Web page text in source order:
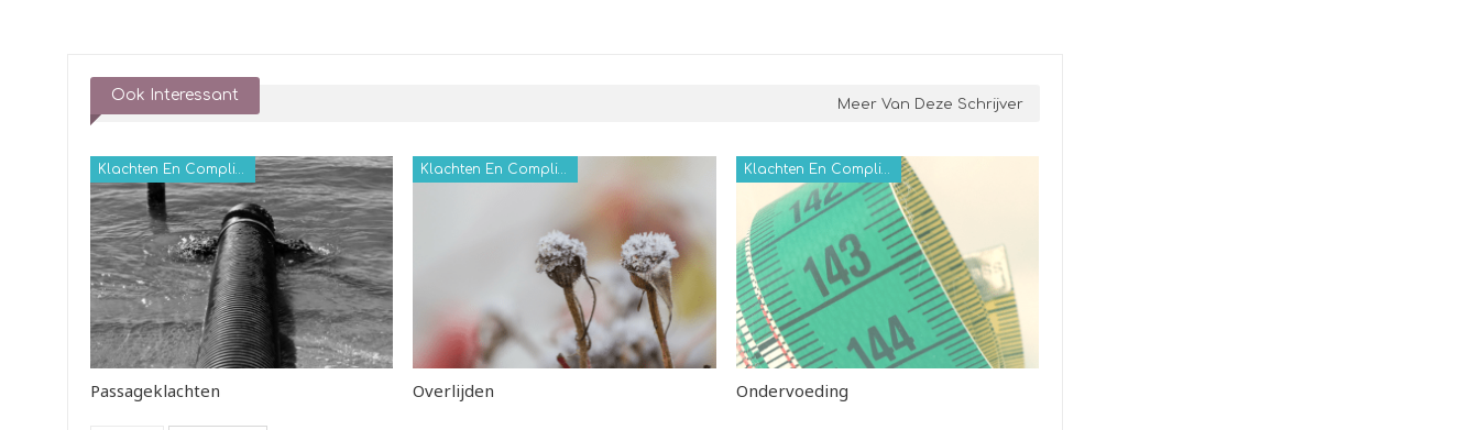
Ook Interessant
Meer Van Deze Schrijver
Klachten En Complicaties
Passageklachten
Klachten En Complicaties
Overlijden
Klachten En Complicaties
Ondervoeding